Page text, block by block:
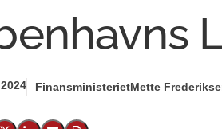
FinansministerietMette